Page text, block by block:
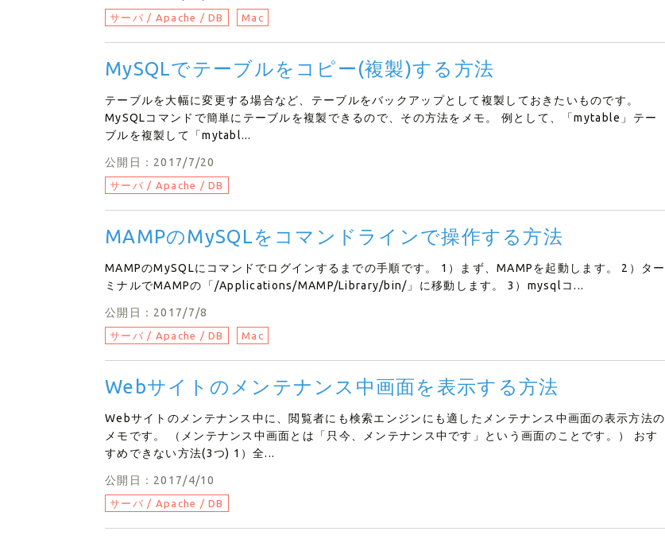
サーバ / Apache / DB Mac
MySQLでテーブルをコピー(複製)する方法
テーブルを大幅に変更する場合など、テーブルをバックアップとして複製しておきたいものです。
MySQLコマンドで簡単にテーブルを複製できるので、その方法をメモ。 例として、「mytable」テー
ブルを複製して「mytabl...
公開日：2017/7/20
サーバ / Apache / DB
MAMPのMySQLをコマンドラインで操作する方法
MAMPのMySQLにコマンドでログインするまでの手順です。 1）まず、MAMPを起動します。 2）ター
ミナルでMAMPの「/Applications/MAMP/Library/bin/」に移動します。 3）mysqlコ...
公開日：2017/7/8
サーバ / Apache / DB Mac
Webサイトのメンテナンス中画面を表示する方法
Webサイトのメンテナンス中に、閲覧者にも検索エンジンにも適したメンテナンス中画面の表示方法の
メモです。 （メンテナンス中画面とは「只今、メンテナンス中です」という画面のことです。） おす
すめできない方法(3つ) 1）全...
公開日：2017/4/10
サーバ / Apache / DB